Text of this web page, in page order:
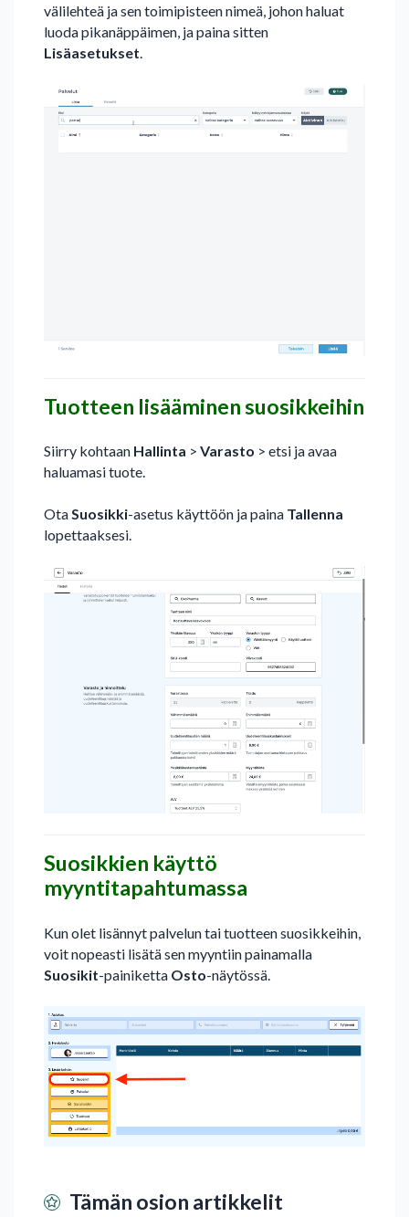
välilehteä ja sen toimipisteen nimeä, johon haluat
luoda pikanäppäimen, ja paina sitten
Lisäasetukset
Tuotteen lisääminen suosikkeihin
Siirry kohtaan Hallinta > Varasto > etsi ja avaa
haluamasi tuote.
OtaSuosikki-asetus käyttöön ja paina Tallenna
lopettaaksesi.
Suosikkien käyttö
myyntitapahtumassa
Kun olet lisännyt palvelun tai tuotteen suosikkeihin,
voit nopeasti lisätä sen myyntiin painamalla
Suosikit-painiketta Osto-näytössä.
Tämän osion artikkelit